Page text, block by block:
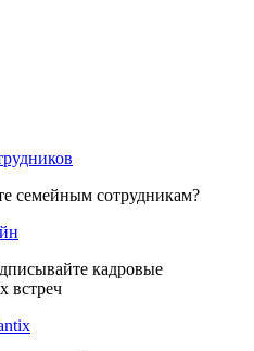
семейным сотрудникам?
кадровые
встреч